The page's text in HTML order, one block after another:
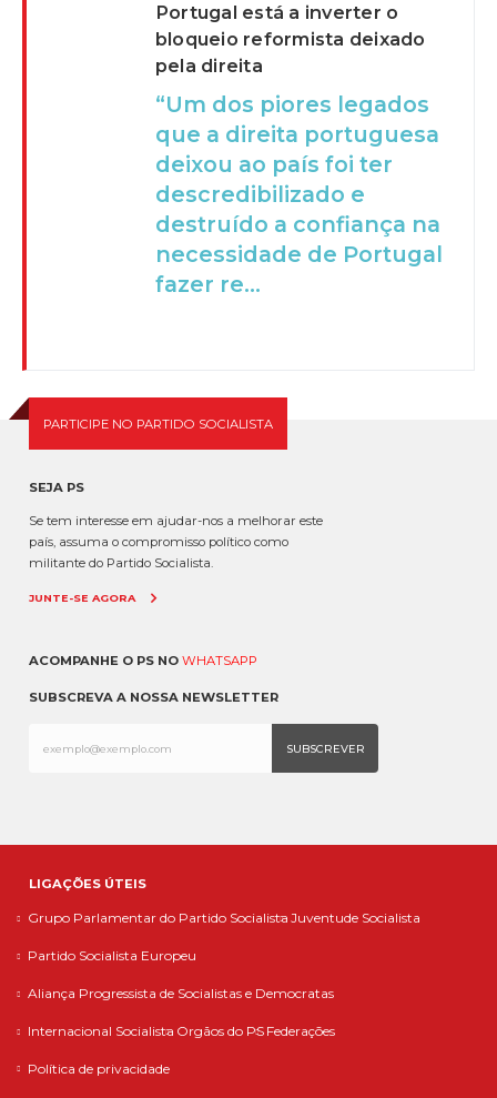
Portugal está a inverter o
bloqueio reformista deixado
pela direita
“Um dos piores legados
que a direita portuguesa
deixou ao país foi ter
descredibilizado e
destruído a confiança na
necessidade de Portugal
fazer re...
PARTICIPE NO PARTIDO SOCIALISTA
SEJA PS
Se tem interesse em ajudar-nos a melhorar este
país, assuma o compromisso político como
militante do Partido Socialista.
JUNTE-SE AGORA
ACOMPANHE O PS NO WHATSAPP
SUBSCREVA A NOSSA NEWSLETTER
LIGAÇÕES ÚTEIS
Grupo Parlamentar do Partido Socialista Juventude Socialista
Partido Socialista Europeu
Aliança Progressista de Socialistas e Democratas
Internacional Socialista Orgãos do PS Federações
Política de privacidade